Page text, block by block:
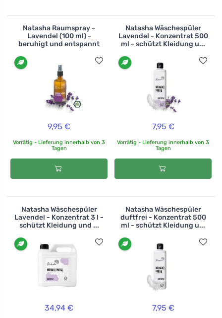
Natasha Raumspray -
Lavendel (100 ml) -
beruhigt und entspannt
9,95 €
Vorrätig - Lieferung innerhalb von 3
Tagen
Natasha Wäschespüler
Lavendel - Konzentrat 500
ml - schützt Kleidung u...
7,95 €
Vorrätig - Lieferung innerhalb von 3
Tagen
Natasha Wäschespüler
Lavendel - Konzentrat 3 l -
schützt Kleidung und ...
34,94 €
Natasha Wäschespüler
duftfrei - Konzentrat 500
ml - schützt Kleidung u...
7,95 €